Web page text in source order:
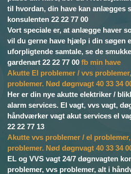
til hvordan, din have kan anlægges
konsulenten 22 22 77 00
Vort speciale er, at anlægge haver
vil du gerne have hjælp i din søgen
uforpligtende samtale, se de
gardenart 22 22 77 00 fb min have
Akutte El problemer / vvs
problemer. Nød døgnvagt 40 33 34
Her er din nye akutte elektriker /
alarm services. El vagt, vvs vagt,
håndværker vagt akut services el
22 22 77 13
Akutte vvs problemer / el
problemer. Nød døgnvagt 40 33 34
EL og VVS vagt 24/7 døgnvagten
problemer, vvs problemer, alt i